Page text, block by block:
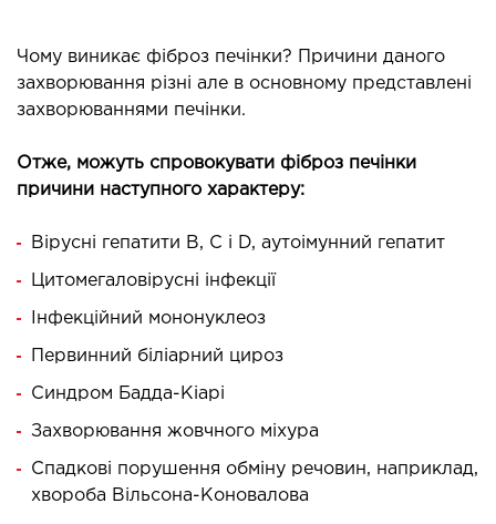
горла і гортані
вух
лікування порожнини носа і
пазух
і глотки
лікування хропіння
хірургія обличчя
хірургія тіла
урологія
Чому виникає фіброз печінки? Причини даного
захворювання різні але в основному представлені
захворюваннями печінки.
Отже, можуть спровокувати фіброз печінки
причини наступного характеру:
Вірусні гепатити В, С і D, аутоімунний гепатит
Цитомегаловірусні інфекції
Інфекційний мононуклеоз
Первинний біліарний цироз
Синдром Бадда-Кіарі
Захворювання жовчного міхура
Спадкові порушення обміну речовин, наприклад,
хвороба Вільсона-Коновалова